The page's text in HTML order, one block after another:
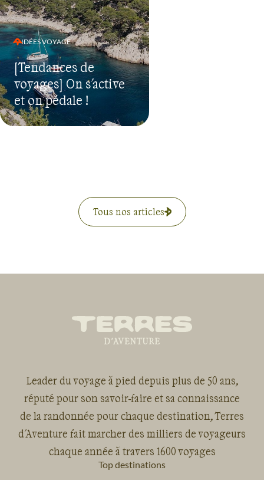
IDÉES VOYAGE
[Tendances de
voyages] On s'active
et on pédale !
Tous nos articles
Leader du voyage à pied depuis plus de 50 ans,
réputé pour son savoir-faire et sa connaissance
de la randonnée pour chaque destination, Terres
d'Aventure fait marcher des milliers de voyageurs
chaque année à travers 1600 voyages
Top destinations